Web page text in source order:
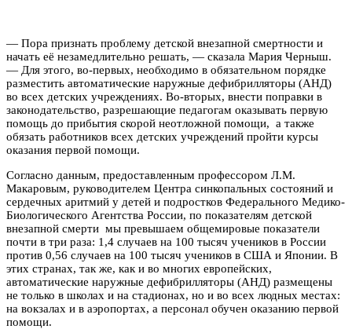
— Пора признать проблему детской внезапной смертности и
начать её незамедлительно решать, — сказала Мария Черныш.
— Для этого, во-первых, необходимо в обязательном порядке
разместить автоматические наружные дефибрилляторы (АНД)
во всех детских учреждениях. Во-вторых, внести поправки в
законодательство, разрешающие педагогам оказывать первую
помощь до прибытия скорой неотложной помощи, а также
обязать работников всех детских учреждений пройти курсы
оказания первой помощи.
Согласно данным, предоставленным профессором Л.М.
Макаровым, руководителем Центра синкопальных состояний и
сердечных аритмий у детей и подростков Федерального Медико-
Биологического Агентства России, по показателям детской
внезапной смерти мы превышаем общемировые показатели
почти в три раза: 1,4 случаев на 100 тысяч учеников в России
против 0,56 случаев на 100 тысяч учеников в США и Японии. В
этих странах, так же, как и во многих европейских,
автоматические наружные дефибрилляторы (АНД) размещены
не только в школах и на стадионах, но и во всех людных местах:
на вокзалах и в аэропортах, а персонал обучен оказанию первой
помощи.